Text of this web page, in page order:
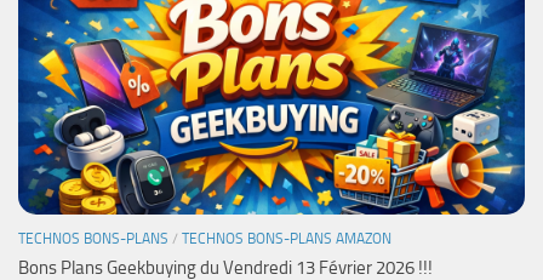
TECHNOS BONS-PLANS / TECHNOS BONS-PLANS AMAZON
Bons Plans Geekbuying du Vendredi 13 Février 2026 !!!